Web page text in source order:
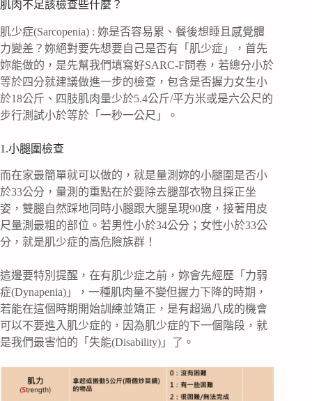
肌肉不足該檢查些什麼？
肌少症(Sarcopenia) : 妳是否容易累、餐後想睡且感覺體
力變差？妳絕對要先想要自己是否有「肌少症」，首先
妳能做的，是先幫我們填寫好SARC-F問卷，若總分小於
等於四分就建議做進一步的檢查，包含是否握力女生小
於18公斤、四肢肌肉量少於5.4公斤/平方米或是六公尺的
步行測試小於等於「一秒一公尺」。
1.小腿圍檢查
而在家最簡單就可以做的，就是量測妳的小腿圍是否小
於33公分，量測的重點在於要除去腿部衣物且採正坐
姿，雙腿自然踩地同時小腿跟大腿呈現90度，接著用皮
尺量測最粗的部位。若男性小於34公分；女性小於33公
分，就是肌少症的高危險族群！
這邊要特別提醒，在有肌少症之前，妳會先經歷「力弱
症(Dynapenia)」，一種肌肉量不變但握力下降的時期，
若能在這個時期開始訓練並矯正，是有超過八成的機會
可以不要進入肌少症的，因為肌少症的下一個階段，就
是我們最害怕的「失能(Disability)」了。